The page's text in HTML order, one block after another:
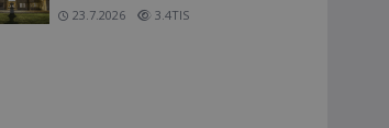
23.7.2026 3.4TIS